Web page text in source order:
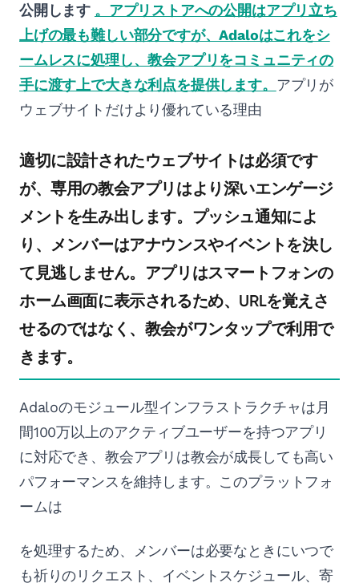
公開します 。アプリストアへの公開はアプリ立ち
上げの最も難しい部分ですが、Adaloはこれをシ
ームレスに処理し、教会アプリをコミュニティの
手に渡す上で大きな利点を提供します。 アプリが
ウェブサイトだけより優れている理由
適切に設計されたウェブサイトは必須です
が、専用の教会アプリはより深いエンゲージ
メントを生み出します。プッシュ通知によ
り、メンバーはアナウンスやイベントを決し
て見逃しません。アプリはスマートフォンの
ホーム画面に表示されるため、URLを覚えさ
せるのではなく、教会がワンタップで利用で
きます。
Adaloのモジュール型インフラストラクチャは月
間100万以上のアクティブユーザーを持つアプリ
に対応でき、教会アプリは教会が成長しても高い
パフォーマンスを維持します。このプラットフォ
ームは
を処理するため、メンバーは必要なときにいつで
も祈りのリクエスト、イベントスケジュール、寄